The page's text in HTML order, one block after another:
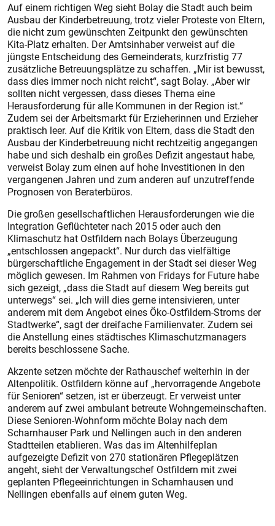
Auf einem richtigen Weg sieht Bolay die Stadt auch beim
Ausbau der Kinderbetreuung, trotz vieler Proteste von Eltern,
die nicht zum gewünschten Zeitpunkt den gewünschten
Kita-Platz erhalten. Der Amtsinhaber verweist auf die
jüngste Entscheidung des Gemeinderats, kurzfristig 77
zusätzliche Betreuungsplätze zu schaffen. „Mir ist bewusst,
dass dies immer noch nicht reicht“, sagt Bolay. „Aber wir
sollten nicht vergessen, dass dieses Thema eine
Herausforderung für alle Kommunen in der Region ist.“
Zudem sei der Arbeitsmarkt für Erzieherinnen und Erzieher
praktisch leer. Auf die Kritik von Eltern, dass die Stadt den
Ausbau der Kinderbetreuung nicht rechtzeitig angegangen
habe und sich deshalb ein großes Defizit angestaut habe,
verweist Bolay zum einen auf hohe Investitionen in den
vergangenen Jahren und zum anderen auf unzutreffende
Prognosen von Beraterbüros.
Die großen gesellschaftlichen Herausforderungen wie die
Integration Geflüchteter nach 2015 oder auch den
Klimaschutz hat Ostfildern nach Bolays Überzeugung
„entschlossen angepackt“. Nur durch das vielfältige
bürgerschaftliche Engagement in der Stadt sei dieser Weg
möglich gewesen. Im Rahmen von Fridays for Future habe
sich gezeigt, „dass die Stadt auf diesem Weg bereits gut
unterwegs“ sei. „Ich will dies gerne intensivieren, unter
anderem mit dem Angebot eines Öko-Ostfildern-Stroms der
Stadtwerke“, sagt der dreifache Familienvater. Zudem sei
die Anstellung eines städtisches Klimaschutzmanagers
bereits beschlossene Sache.
Akzente setzen möchte der Rathauschef weiterhin in der
Altenpolitik. Ostfildern könne auf „hervorragende Angebote
für Senioren“ setzen, ist er überzeugt. Er verweist unter
anderem auf zwei ambulant betreute Wohngemeinschaften.
Diese Senioren-Wohnform möchte Bolay nach dem
Scharnhauser Park und Nellingen auch in den anderen
Stadtteilen etablieren. Was das im Altenhilfeplan
aufgezeigte Defizit von 270 stationären Pflegeplätzen
angeht, sieht der Verwaltungschef Ostfildern mit zwei
geplanten Pflegeeinrichtungen in Scharnhausen und
Nellingen ebenfalls auf einem guten Weg.